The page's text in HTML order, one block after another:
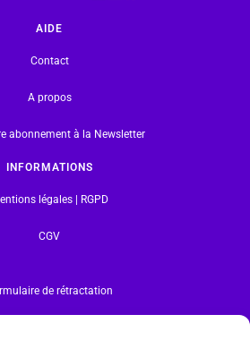
AIDE
Contact
A propos
abonnement à la Newsletter
INFORMATIONS
légales | RGPD
CGV
de rétractation